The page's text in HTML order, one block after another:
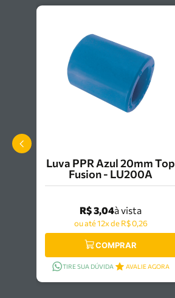
Luva PPR Azul 20mm Top
Fusion - LU200A
R$ 3,04à vista
ou até 12x de R$ 0,26
COMPRAR
TIRE SUA DÚVIDA AVALIE AGORA